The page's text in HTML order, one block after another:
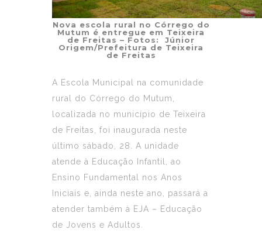
Nova escola rural no Córrego do
Mutum é entregue em Teixeira
de Freitas – Fotos: Júnior
Origem/Prefeitura de Teixeira
de Freitas
A Escola Municipal na comunidade
rural do Córrego do Mutum,
localizada no município de Teixeira
de Freitas, foi inaugurada neste
último sábado, 28. A unidade
atende à Educação Infantil, ao
Ensino Fundamental nos Anos
Iniciais e, ainda neste ano, passará a
atender também à EJA – Educação
de Jovens e Adultos.